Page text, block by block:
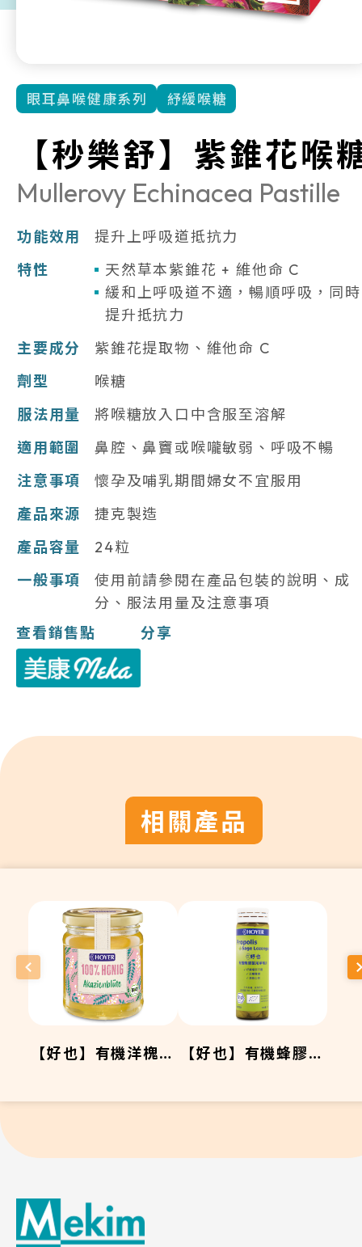
眼耳鼻喉健康系列 紓緩喉糖
【秒樂舒】紫錐花喉
Mullerovy Echinacea Pastille
功能效用 提升上呼吸道抵抗力
特性
天然草本紫錐花 + 維他命 C
緩和上呼吸道不適，暢順呼吸，同時
提升抵抗力
主要成分 紫錐花提取物、維他命 C
劑型 喉糖
服法用量 將喉糖放入口中含服至溶解
適用範圍 鼻腔、鼻竇或喉嚨敏弱、呼吸不暢
注意事項 懷孕及哺乳期間婦女不宜服用
產品來源 捷克製造
產品容量 24粒
一般事項
使用前請參閱在產品包裝的說明、成
分、服法用量及注意事項
查看銷售點
分享
相關產品
【好也】有機洋槐花
【好也】有機蜂膠鼠